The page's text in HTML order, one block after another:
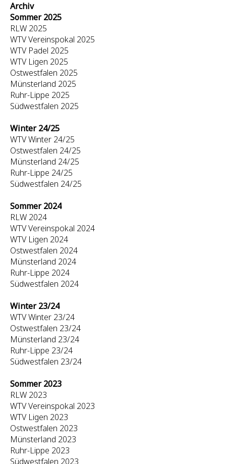
Archiv
Sommer 2025
RLW 2025
WTV Vereinspokal 2025
WTV Padel 2025
WTV Ligen 2025
Ostwestfalen 2025
Münsterland 2025
Ruhr-Lippe 2025
Südwestfalen 2025
Winter 24/25
WTV Winter 24/25
Ostwestfalen 24/25
Münsterland 24/25
Ruhr-Lippe 24/25
Südwestfalen 24/25
Sommer 2024
RLW 2024
WTV Vereinspokal 2024
WTV Ligen 2024
Ostwestfalen 2024
Münsterland 2024
Ruhr-Lippe 2024
Südwestfalen 2024
Winter 23/24
WTV Winter 23/24
Ostwestfalen 23/24
Münsterland 23/24
Ruhr-Lippe 23/24
Südwestfalen 23/24
Sommer 2023
RLW 2023
WTV Vereinspokal 2023
WTV Ligen 2023
Ostwestfalen 2023
Münsterland 2023
Ruhr-Lippe 2023
Südwestfalen 2023